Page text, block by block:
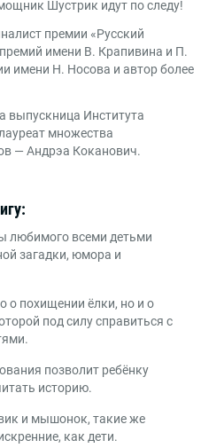
Шустрик идут по следу!
премии «Русский
имени В. Крапивина и П.
имени Н. Носова и автор более
выпускница Института
множества
— Андрэа Коканович.
любимого всеми детьми
загадки, юмора и
о похищении ёлки, но и о
под силу справиться с
позволит ребёнку
историю.
и мышонок, такие же
как дети.